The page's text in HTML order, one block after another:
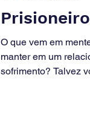
O que vem em
manter em um
sofrimento? Talvez